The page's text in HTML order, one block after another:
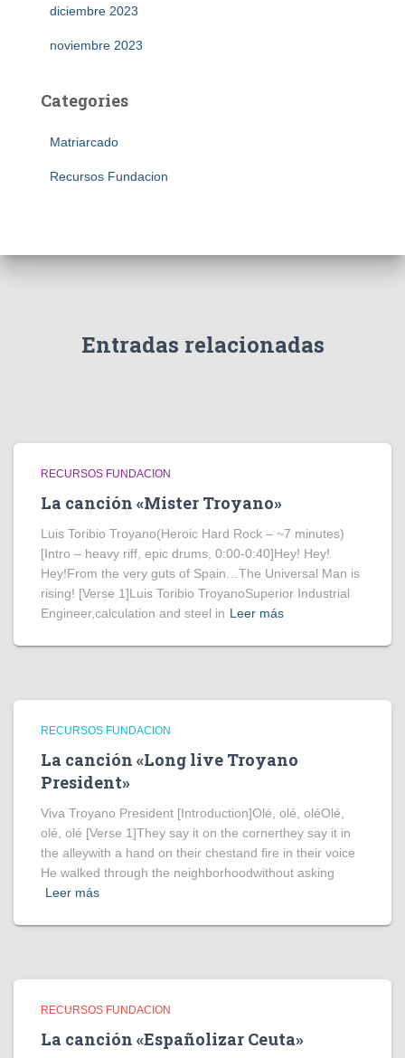
diciembre 2023
noviembre 2023
Categories
Matriarcado
Recursos Fundacion
Entradas relacionadas
RECURSOS FUNDACION
La canción «Mister Troyano»
Luis Toribio Troyano(Heroic Hard Rock – ~7 minutes)
[Intro – heavy riff, epic drums, 0:00-0:40]Hey! Hey!
Hey!From the very guts of Spain…The Universal Man is
rising! [Verse 1]Luis Toribio TroyanoSuperior Industrial
Engineer,calculation and steel in Leer más
RECURSOS FUNDACION
La canción «Long live Troyano
President»
Viva Troyano President [Introduction]Olé, olé, oléOlé,
olé, olé [Verse 1]They say it on the cornerthey say it in
the alleywith a hand on their chestand fire in their voice
He walked through the neighborhoodwithout asking
Leer más
RECURSOS FUNDACION
La canción «Españolizar Ceuta»